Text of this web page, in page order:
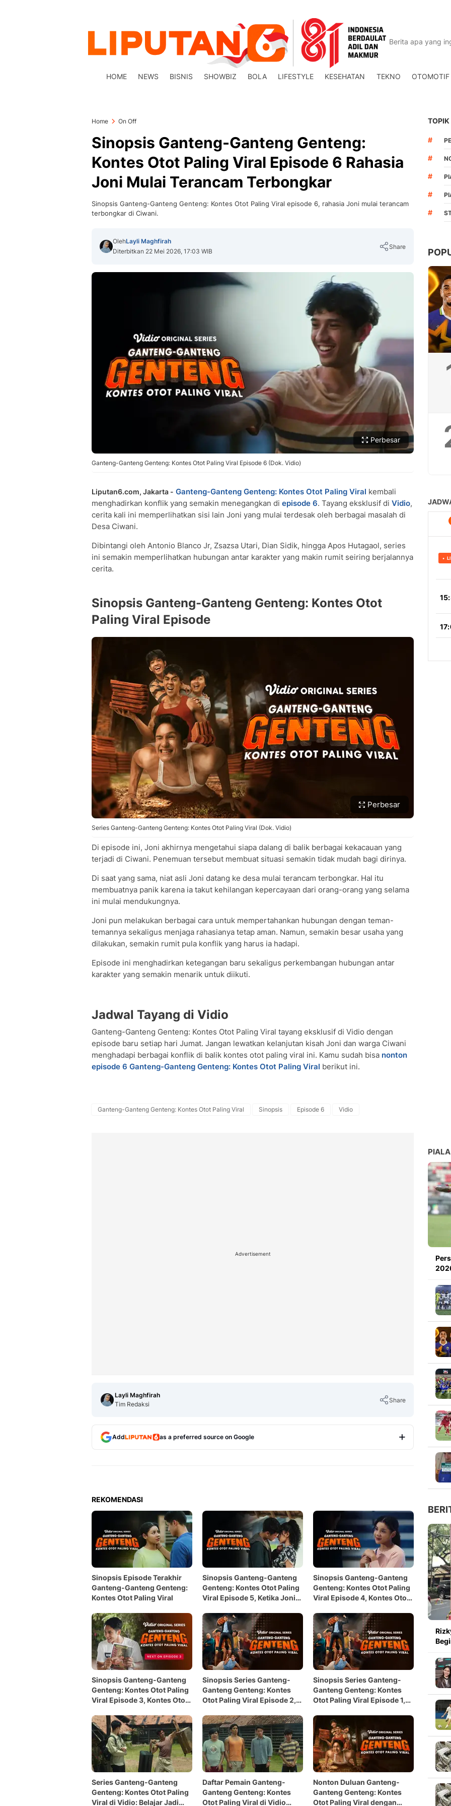
HOME NEWS BISNIS SHOWBIZ BOLA LIFESTYLE KESEHATAN TEKNO OTOMOTIF
Home On Off
Sinopsis Ganteng-Ganteng Genteng:
Kontes Otot Paling Viral Episode 6 Rahasia
Joni Mulai Terancam Terbongkar
Sinopsis Ganteng-Ganteng Genteng: Kontes Otot Paling Viral episode 6, rahasia Joni mulai terancam
terbongkar di Ciwani.
OlehLayli Maghfirah
Diterbitkan 22 Mei 2026, 17:03 WIB
Share
Copy Link
Perbesar
Ganteng-Ganteng Genteng: Kontes Otot Paling Viral Episode 6 (Dok. Vidio)
Liputan6.com, Jakarta - Ganteng-Ganteng Genteng: Kontes Otot Paling Viral kembali
menghadirkan konflik yang semakin menegangkan di episode 6. Tayang eksklusif di Vidio,
cerita kali ini memperlihatkan sisi lain Joni yang mulai terdesak oleh berbagai masalah di
Desa Ciwani.
Dibintangi oleh Antonio Blanco Jr, Zsazsa Utari, Dian Sidik, hingga Apos Hutagaol, series
ini semakin memperlihatkan hubungan antar karakter yang makin rumit seiring berjalannya
cerita.
Sinopsis Ganteng-Ganteng Genteng: Kontes Otot
Paling Viral Episode
Perbesar
Series Ganteng-Ganteng Genteng: Kontes Otot Paling Viral (Dok. Vidio)
Di episode ini, Joni akhirnya mengetahui siapa dalang di balik berbagai kekacauan yang
terjadi di Ciwani. Penemuan tersebut membuat situasi semakin tidak mudah bagi dirinya.
Di saat yang sama, niat asli Joni datang ke desa mulai terancam terbongkar. Hal itu
membuatnya panik karena ia takut kehilangan kepercayaan dari orang-orang yang selama
ini mulai mendukungnya.
Joni pun melakukan berbagai cara untuk mempertahankan hubungan dengan teman-
temannya sekaligus menjaga rahasianya tetap aman. Namun, semakin besar usaha yang
dilakukan, semakin rumit pula konflik yang harus ia hadapi.
Episode ini menghadirkan ketegangan baru sekaligus perkembangan hubungan antar
karakter yang semakin menarik untuk diikuti.
Jadwal Tayang di Vidio
Ganteng-Ganteng Genteng: Kontes Otot Paling Viral tayang eksklusif di Vidio dengan
episode baru setiap hari Jumat. Jangan lewatkan kelanjutan kisah Joni dan warga Ciwani
menghadapi berbagai konflik di balik kontes otot paling viral ini. Kamu sudah bisa nonton
episode 6 Ganteng-Ganteng Genteng: Kontes Otot Paling Viral berikut ini.
Ganteng-Ganteng Genteng: Kontes Otot Paling Viral Sinopsis Episode 6 Vidio
Advertisement
Layli Maghfirah
Tim Redaksi
Share
Add as a preferred source on Google
REKOMENDASI
Sinopsis Episode Terakhir
Ganteng-Ganteng Genteng:
Kontes Otot Paling Viral
Sinopsis Ganteng-Ganteng
Genteng: Kontes Otot Paling
Viral Episode 5, Ketika Joni
Sinopsis Ganteng-Ganteng
Genteng: Kontes Otot Paling
Viral Episode 4, Kontes Otot
Sinopsis Ganteng-Ganteng
Genteng: Kontes Otot Paling
Viral Episode 3, Kontes Otot
Sinopsis Series Ganteng-
Ganteng Genteng: Kontes
Otot Paling Viral Episode 2,
Joni
Sinopsis Series Ganteng-
Ganteng Genteng: Kontes
Otot Paling Viral Episode 1,
Series Ganteng-Ganteng
Genteng: Kontes Otot Paling
Viral di Vidio: Belajar Jadi
Daftar Pemain Ganteng-
Ganteng Genteng: Kontes
Otot Paling Viral di Vidio
Nonton Duluan Ganteng-
Ganteng Genteng: Kontes
Otot Paling Viral dengan
TOPIK
#
#
#
#
#